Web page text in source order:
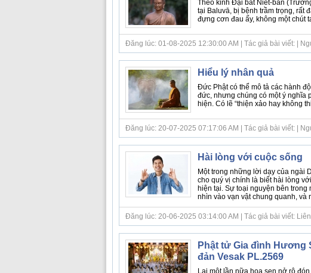
Theo kinh Đại bát Niết-bàn
tại Baluvā, bị bệnh trầm trọng, rất
đựng cơn đau ấy, không một chút
Đăng lúc: 01-08-2025 12:30:00 AM | Tác giả bài viết: |
Hiểu lý nhân quả
Đức Phật có thể mô tả các hành
đức, nhưng chúng có một ý nghĩa
hiện. Có lẽ “thiện xảo hay không
Đăng lúc: 20-07-2025 07:17:06 AM | Tác giả bài viết: |
Hài lòng với cuộc sống
Một trong những lời dạy của ngài
cho quý vị chính là biết hài lòng
hiện tại. Sự toại nguyện bên trong
nhìn vào vạn vật chung quanh, và
Đăng lúc: 20-06-2025 03:14:00 AM | Tác giả bài viết:
Phật tử Gia đình Hương
đản Vesak PL.2569
Lại một lần nữa hoa sen nở rộ